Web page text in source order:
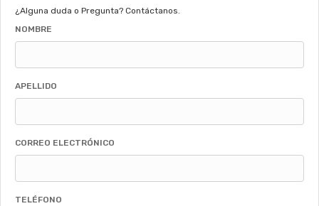
¿Alguna duda o Pregunta? Contáctanos.
NOMBRE
APELLIDO
CORREO ELECTRÓNICO
TELÉFONO